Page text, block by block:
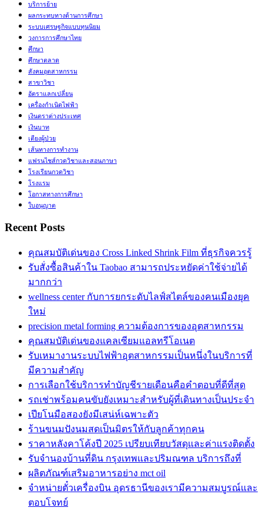
บริการย้าย
ผลกระทบทางด้านการศึกษา
ระบบเศรษฐกิจแบบทุนนิยม
วงการการศึกษาไทย
ศึกษา
ศึกษาตลาด
สังคมอุตสาหกรรม
สาขาวิชา
อัตราแลกเปลี่ยน
เครื่องกำเนิดไฟฟ้า
เงินตราต่างประเทศ
เงินบาท
เตียงผู้ป่วย
เส้นทางการทำงาน
แฟรนไชส์กวดวิชาและสอนภาษา
โรงเรียนกวดวิชา
โรงแรม
โอกาสทางการศึกษา
ใบอนุญาต
Recent Posts
คุณสมบัติเด่นของ Cross Linked Shrink Film ที่ธุรกิจควรรู้
รับสั่งซื้อสินค้าใน Taobao สามารถประหยัดค่าใช้จ่ายได้
มากกว่า
wellness center กับการยกระดับไลฟ์สไตล์ของคนเมืองยุค
ใหม่
precision metal forming ความต้องการของอุตสาหกรรม
คุณสมบัติเด่นของแคลเซียมแอลทรีโอเนต
รับเหมางานระบบไฟฟ้าอุตสาหกรรมเป็นหนึ่งในบริการที่
มีความสำคัญ
การเลือกใช้บริการทำบัญชีรายเดือนคือคำตอบที่ดีที่สุด
รถเช่าพร้อมคนขับยังเหมาะสำหรับผู้ที่เดินทางเป็นประจำ
เปียโนมือสองยังมีเสน่ห์เฉพาะตัว
ร้านขนมปังนมสดเป็นมิตรให้กับลูกค้าทุกคน
ราคาหลังคาโค้งปี 2025 เปรียบเทียบวัสดุและค่าแรงติดตั้ง
รับจำนองบ้านที่ดิน กรุงเทพและปริมณฑล บริการถึงที่
ผลิตภัณฑ์เสริมอาหารอย่าง mct oil
จำหน่ายตั๋วเครื่องบิน อุดรธานีของเรามีความสมบูรณ์และ
ตอบโจทย์